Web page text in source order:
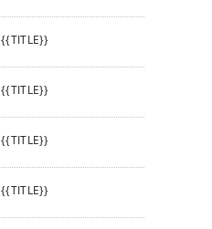
{{TITLE}}
{{TITLE}}
{{TITLE}}
{{TITLE}}